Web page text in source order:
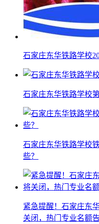
石家庄东华铁路学校
石家庄东华铁路学校
石家庄东华铁路学校
些？
紧急提醒！石家庄东
关闭，热门专业名额